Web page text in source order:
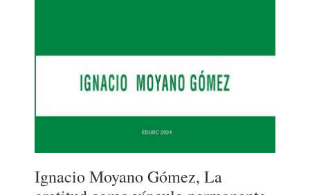
Ignacio Moyano Gómez, La